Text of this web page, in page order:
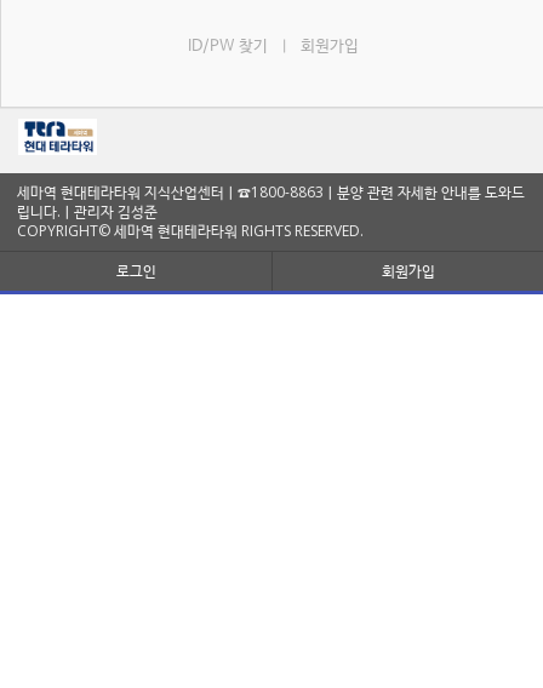
ID/PW 찾기 회원가입
세마역 현대테라타워 지식산업센터ㅣ☎1800-8863ㅣ분양 관련 자세한 안내를 도와드
립니다.ㅣ관리자 김성준
COPYRIGHT© 세마역 현대테라타워 RIGHTS RESERVED.
로그인
회원가입